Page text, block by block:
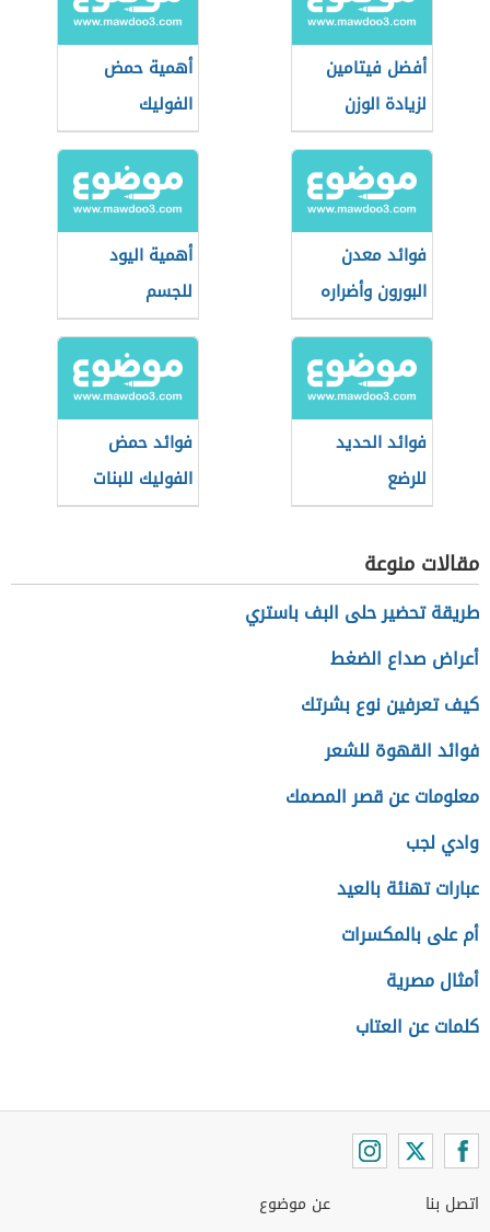
أفضل فيتامين
لزيادة الوزن
أهمية حمض
الفوليك
فوائد معدن
البورون وأضراره
أهمية اليود
للجسم
فوائد الحديد
للرضع
فوائد حمض
الفوليك للبنات
مقالات منوعة
طريقة تحضير حلى البف باستري
أعراض صداع الضغط
كيف تعرفين نوع بشرتك
فوائد القهوة للشعر
معلومات عن قصر المصمك
وادي لجب
عبارات تهنئة بالعيد
أم على بالمكسرات
أمثال مصرية
كلمات عن العتاب
اتصل بنا عن موضوع